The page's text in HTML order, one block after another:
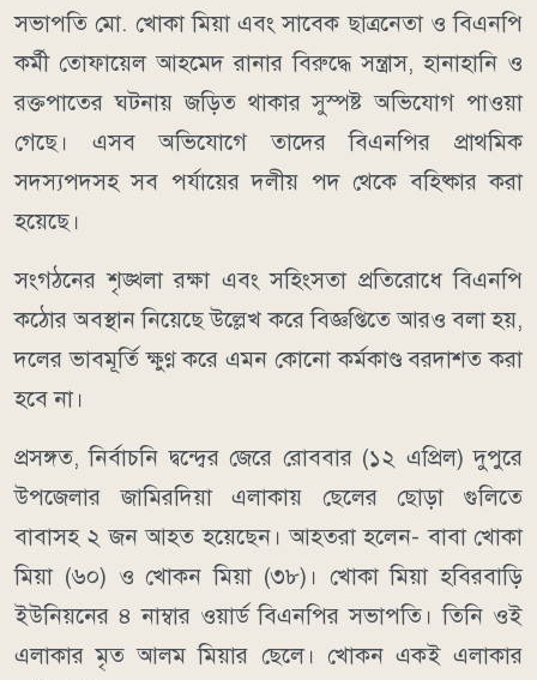
সভাপতি মো. খোকা মিয়া এবং সাবেক ছাত্রনেতা ও বিএনপি
কর্মী তোফায়েল আহমেদ রানার বিরুদ্ধে সন্ত্রাস, হানাহানি ও
রক্তপাতের ঘটনায় জড়িত থাকার সুস্পষ্ট অভিযোগ পাওয়া
গেছে। এসব অভিযোগে তাদের বিএনপির প্রাথমিক
সদস্যপদসহ সব পর্যায়ের দলীয় পদ থেকে বহিষ্কার করা
হয়েছে।
সংগঠনের শৃঙ্খলা রক্ষা এবং সহিংসতা প্রতিরোধে বিএনপি
কঠোর অবস্থান নিয়েছে উল্লেখ করে বিজ্ঞপ্তিতে আরও বলা হয়,
দলের ভাবমূর্তি ক্ষুণ্ণ করে এমন কোনো কর্মকাণ্ড বরদাশত করা
হবে না।
প্রসঙ্গত, নির্বাচনি দ্বন্দ্বের জেরে রোববার (১২ এপ্রিল) দুপুরে
উপজেলার জামিরদিয়া এলাকায় ছেলের ছোড়া গুলিতে
বাবাসহ ২ জন আহত হয়েছেন। আহতরা হলেন- বাবা খোকা
মিয়া (৬০) ও খোকন মিয়া (৩৮)। খোকা মিয়া হবিরবাড়ি
ইউনিয়নের ৪ নাম্বার ওয়ার্ড বিএনপির সভাপতি। তিনি ওই
এলাকার মৃত আলম মিয়ার ছেলে। খোকন একই এলাকার